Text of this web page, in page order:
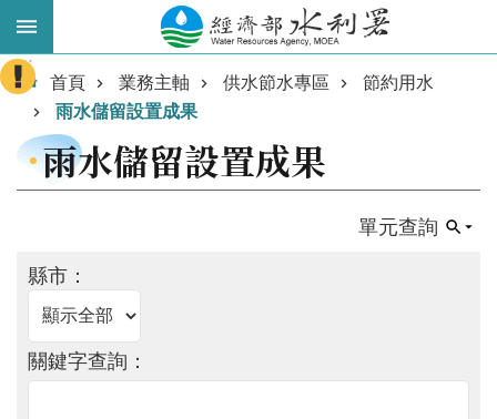
跳到主要內容區塊
進
階
搜
尋
:::
首頁 業務主軸 供水節水專區
節約用水
雨水儲留設置成果
雨水儲留設置成果
單元查詢
縣市：
關鍵字查詢：